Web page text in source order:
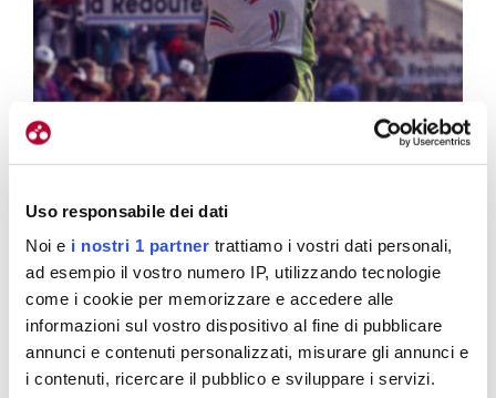
Uso responsabile dei dati
Noi e i nostri 1 partner trattiamo i vostri dati personali,
ad esempio il vostro numero IP, utilizzando tecnologie
come i cookie per memorizzare e accedere alle
informazioni sul vostro dispositivo al fine di pubblicare
annunci e contenuti personalizzati, misurare gli annunci e
i contenuti, ricercare il pubblico e sviluppare i servizi.
La vittoria di Marc Madiot alla Roubaix 1991. Aveva già vinto sei anni